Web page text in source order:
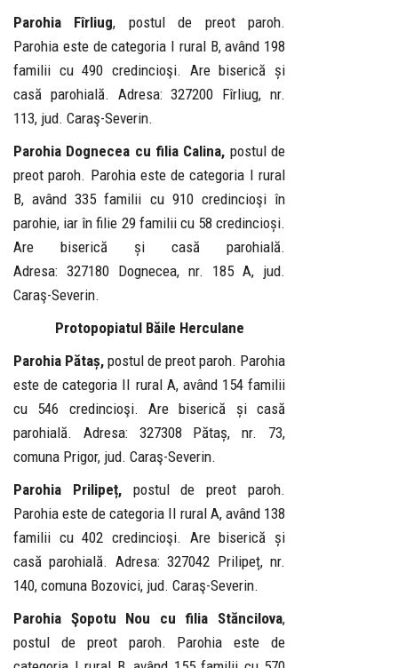
Parohia Fîrliug, postul de preot paroh.
Parohia este de categoria I rural B, având 198
familii cu 490 credincioşi. Are biserică și
casă parohială. Adresa: 327200 Fîrliug, nr.
113, jud. Caraş-Severin.
Parohia Dognecea cu filia Calina, postul de
preot paroh. Parohia este de categoria I rural
B, având 335 familii cu 910 credincioşi în
parohie, iar în filie 29 familii cu 58 credincioși.
Are biserică și casă parohială.
Adresa: 327180 Dognecea, nr. 185 A, jud.
Caraş-Severin.
Protopopiatul Băile Herculane
Parohia Pătaș, postul de preot paroh. Parohia
este de categoria II rural A, având 154 familii
cu 546 credincioşi. Are biserică și casă
parohială. Adresa: 327308 Pătaș, nr. 73,
comuna Prigor, jud. Caraş-Severin.
Parohia Prilipeț, postul de preot paroh.
Parohia este de categoria II rural A, având 138
familii cu 402 credincioşi. Are biserică și
casă parohială. Adresa: 327042 Prilipeț, nr.
140, comuna Bozovici, jud. Caraş-Severin.
Parohia Şopotu Nou cu filia Stăncilova,
postul de preot paroh. Parohia este de